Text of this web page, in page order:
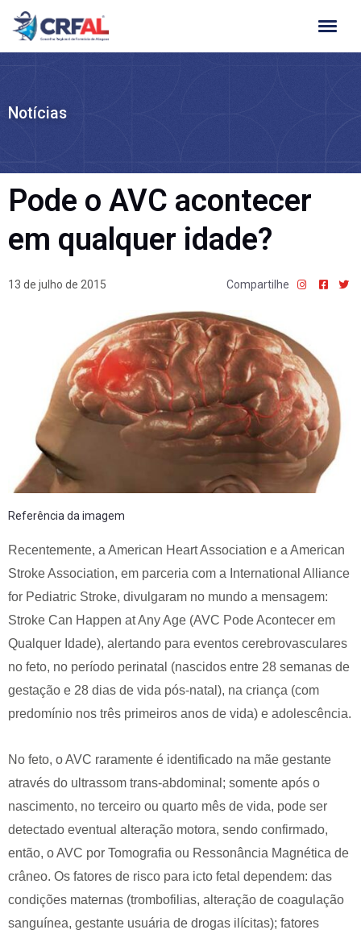
Ir
para
Notícias
Pode o AVC acontecer
em qualquer idade?
13 de julho de 2015 Compartilhe
Referência da imagem
Recentemente, a American Heart Association e a American
Stroke Association, em parceria com a International Alliance
for Pediatric Stroke, divulgaram no mundo a mensagem:
Stroke Can Happen at Any Age (AVC Pode Acontecer em
Qualquer Idade), alertando para eventos cerebrovasculares
no feto, no período perinatal (nascidos entre 28 semanas de
gestação e 28 dias de vida pós-natal), na criança (com
predomínio nos três primeiros anos de vida) e adolescência.
No feto, o AVC raramente é identificado na mãe gestante
através do ultrassom trans-abdominal; somente após o
nascimento, no terceiro ou quarto mês de vida, pode ser
detectado eventual alteração motora, sendo confirmado,
então, o AVC por Tomografia ou Ressonância Magnética de
crâneo. Os fatores de risco para icto fetal dependem: das
condições maternas (trombofilias, alteração de coagulação
sanguínea, gestante usuária de drogas ilícitas); fatores